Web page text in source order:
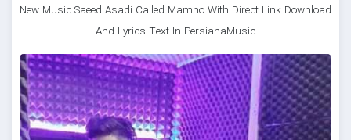
New Music Saeed Asadi Called Mamno With Direct Link Download
And Lyrics Text In PersianaMusic